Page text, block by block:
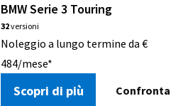
BMW Serie 3 Touring
32versioni
Noleggio a lungo termine da €
484/mese*
Scopri di più Confronta